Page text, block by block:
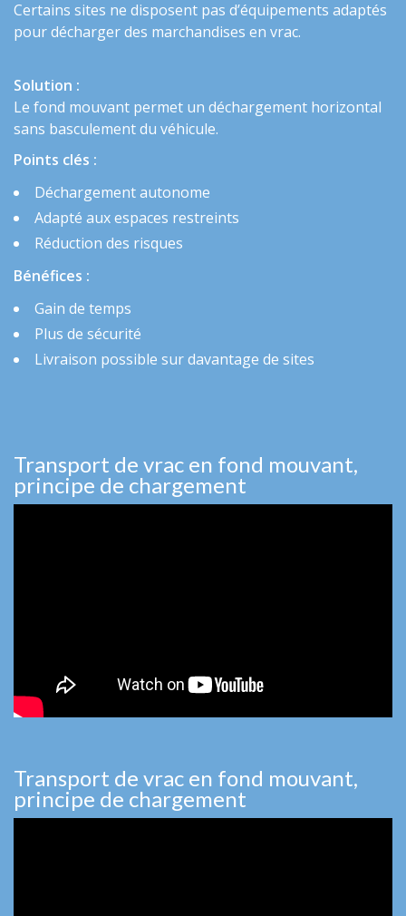
Certains sites ne disposent pas d’équipements adaptés
pour décharger des marchandises en vrac.
Solution :
Le fond mouvant permet un déchargement horizontal
sans basculement du véhicule.
Points clés :
Déchargement autonome
Adapté aux espaces restreints
Réduction des risques
Bénéfices :
Gain de temps
Plus de sécurité
Livraison possible sur davantage de sites
Transport de vrac en fond mouvant,
principe de chargement
Transport de vrac en fond mouvant,
principe de chargement